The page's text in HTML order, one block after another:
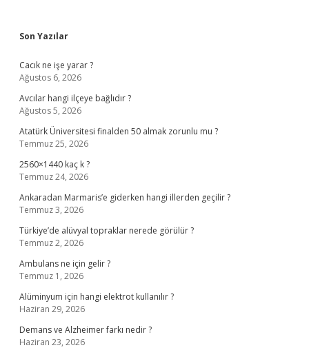
Sidebar
Son Yazılar
Cacık ne işe yarar ?
Ağustos 6, 2026
Avcılar hangi ilçeye bağlıdır ?
Ağustos 5, 2026
Atatürk Üniversitesi finalden 50 almak zorunlu mu ?
Temmuz 25, 2026
2560×1440 kaç k ?
Temmuz 24, 2026
Ankaradan Marmaris’e giderken hangi illerden geçilir ?
Temmuz 3, 2026
Türkiye’de alüvyal topraklar nerede görülür ?
Temmuz 2, 2026
Ambulans ne için gelir ?
Temmuz 1, 2026
Alüminyum için hangi elektrot kullanılır ?
Haziran 29, 2026
Demans ve Alzheimer farkı nedir ?
Haziran 23, 2026